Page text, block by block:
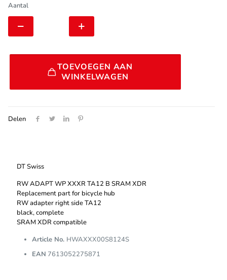
Aantal
DT
Swiss
RW
ADAPT
XXXR
XDR
aantal
TOEVOEGEN AAN
WINKELWAGEN
Delen
DT Swiss
RW ADAPT WP XXXR TA12 B SRAM XDR
Replacement part for bicycle hub
RW adapter right side TA12
black, complete
SRAM XDR compatible
Article No. HWAXXX00S8124S
EAN 7613052275871